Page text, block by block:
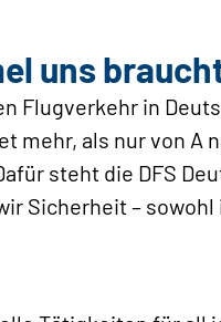
uns
Flugverkehr in
mehr, als nur von A
steht die DFS
Sicherheit –